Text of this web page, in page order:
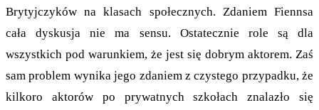
Brytyjczyków na klasach społecznych. Zdaniem Fiennsa
cała dyskusja nie ma sensu. Ostatecznie role są dla
wszystkich pod warunkiem, że jest się dobrym aktorem. Zaś
sam problem wynika jego zdaniem z czystego przypadku, że
kilkoro aktorów po prywatnych szkołach znalazło się